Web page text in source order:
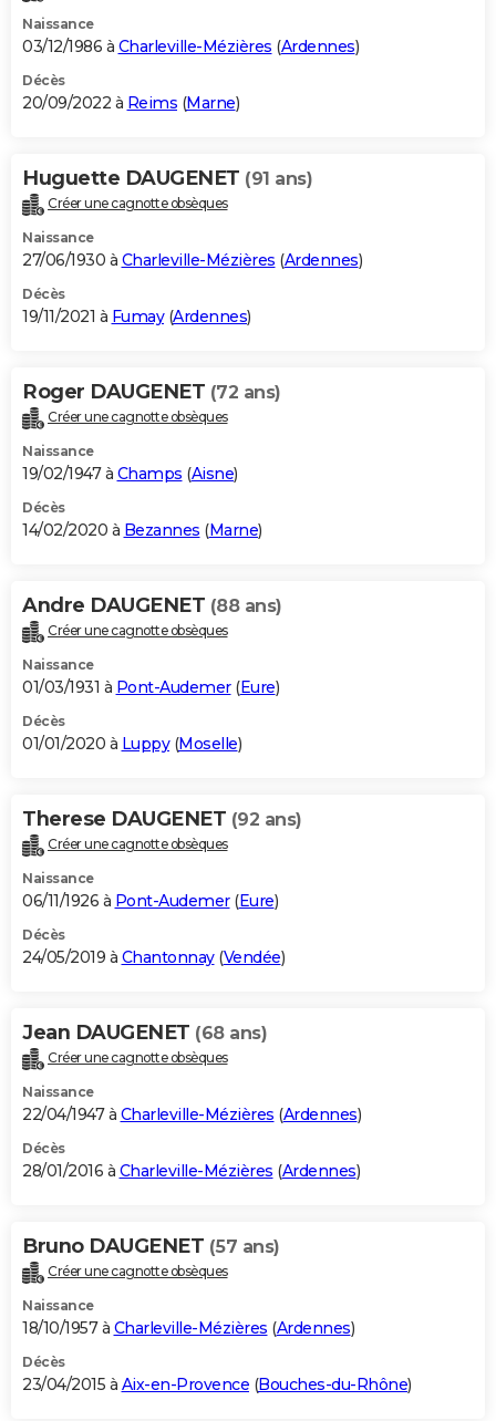
Naissance
03/12/1986 à Charleville-Mézières (Ardennes)
Décès
20/09/2022 à Reims (Marne)
Huguette DAUGENET (91 ans)
Créer une cagnotte obsèques
Naissance
27/06/1930 à Charleville-Mézières (Ardennes)
Décès
19/11/2021 à Fumay(Ardennes)
Roger DAUGENET (72 ans)
Créer une cagnotte obsèques
Naissance
19/02/1947 à Champs (Aisne)
Décès
14/02/2020 à Bezannes (Marne)
Andre DAUGENET (88 ans)
Créer une cagnotte obsèques
Naissance
01/03/1931 à Pont-Audemer(Eure)
Décès
01/01/2020 à Luppy(Moselle)
Therese DAUGENET (92 ans)
Créer une cagnotte obsèques
Naissance
06/11/1926 à Pont-Audemer(Eure)
Décès
24/05/2019 à Chantonnay(Vendée)
Jean DAUGENET (68 ans)
Créer une cagnotte obsèques
Naissance
22/04/1947 à Charleville-Mézières (Ardennes)
Décès
28/01/2016 à Charleville-Mézières (Ardennes)
Bruno DAUGENET (57 ans)
Créer une cagnotte obsèques
Naissance
18/10/1957 à Charleville-Mézières (Ardennes)
Décès
23/04/2015 à Aix-en-Provence (Bouches-du-Rhône)